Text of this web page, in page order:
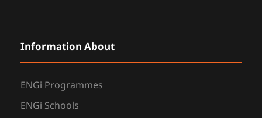
Information About
ENGi Programmes
ENGi Schools